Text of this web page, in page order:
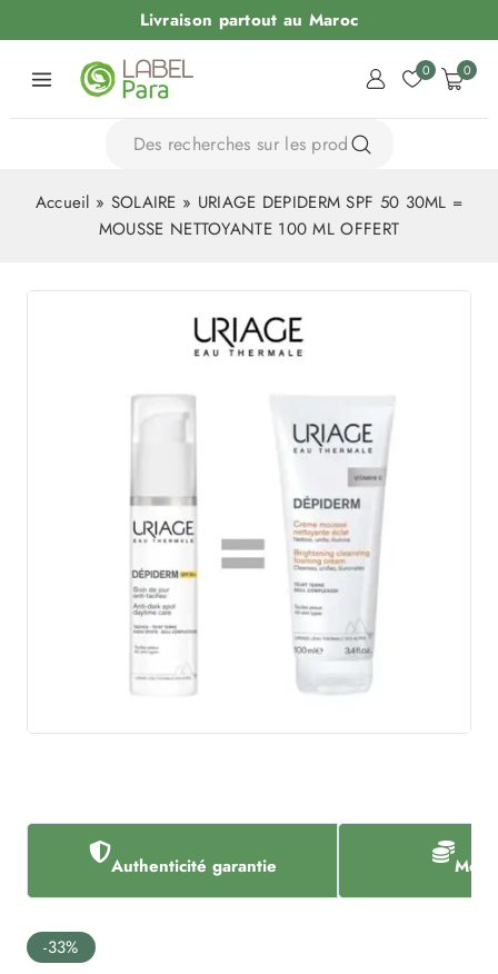
Livraison partout au Maroc
0 0
Accueil » SOLAIRE » URIAGE DEPIDERM SPF 50 30ML =
MOUSSE NETTOYANTE 100 ML OFFERT
Authenticité garantie
-33%